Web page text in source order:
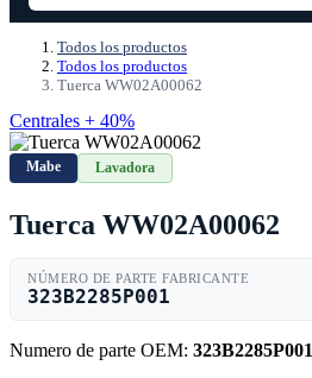
Todos los productos
Todos los productos
Tuerca WW02A00062
Centrales + 40%
Mabe Lavadora
Tuerca WW02A00062
NÚMERO DE PARTE FABRICANTE
323B2285P001
Numero de parte OEM: 323B2285P001